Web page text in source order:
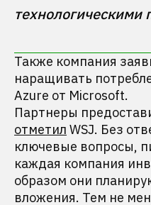
технологическими
Также компания
наращивать
Azure от Microsoft.
Партнеры
отметил WSJ. Без
ключевые вопросы,
каждая компания
образом они
вложения. Тем не